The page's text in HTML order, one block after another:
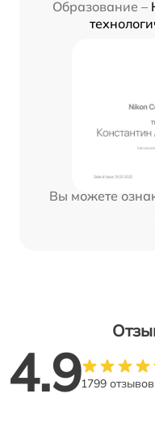
Образование –
Вы можете
4.91799 отзывов